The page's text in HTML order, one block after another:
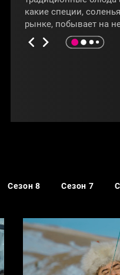
какие специи,
рынке, побывает на
и на заводе по
какие блюда можно
Сезон 8 Сезон 7